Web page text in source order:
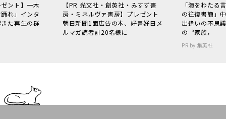
ント】一木
れ」インタ
た再生の群
【PR 光文社・創英社・みすず書
房・ミネルヴァ書房】プレゼント
朝日新聞1面広告の本、好書好日メ
ルマガ読者計20名様に
「海をわた
の往復書簡」
出逢いの不思
の〝家族〟
PR by 集英社